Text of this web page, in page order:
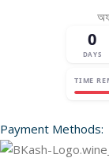
0
DAYS
TIME
Payment Methods: